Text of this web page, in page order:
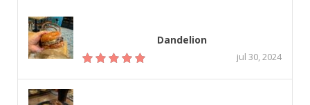
Dandelion
jul 30, 2024